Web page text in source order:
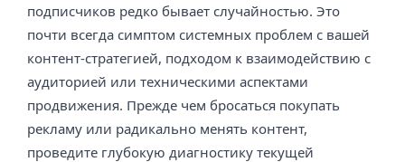
подписчиков редко бывает случайностью. Это
почти всегда симптом системных проблем с вашей
контент-стратегией, подходом к взаимодействию с
аудиторией или техническими аспектами
продвижения. Прежде чем бросаться покупать
рекламу или радикально менять контент,
проведите глубокую диагностику текущей